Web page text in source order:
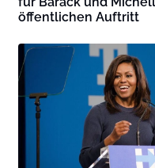
öffentlichen Auftritt